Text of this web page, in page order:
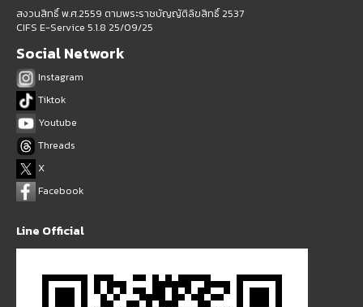
สงวนสิทธิ์ พ.ศ.2559 ตามพระราชบัญญัติลิขสิทธิ์ 2537
CIFS E-Service 5.1.8 25/09/25
Social Network
Instagram
Tiktok
Youtube
Threads
X
Facebook
Line Official